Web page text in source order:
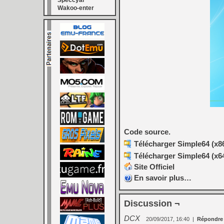
Wakoo-enter
Code source.
Télécharger Simple64
Télécharger Simple64
Site Officiel
En savoir plus…
Discussion ¬
DCX 20/09/2017, 16:40 | Répondre